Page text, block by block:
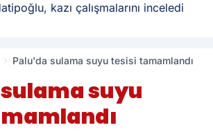
kazı çalışmalarını inceledi
Palu'da sulama suyu tesisi tamamlandı
suyu